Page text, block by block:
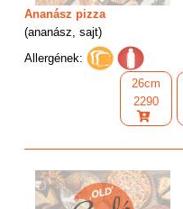
Ananász pizza
(ananász, sajt)
Allergének:
26cm
2290